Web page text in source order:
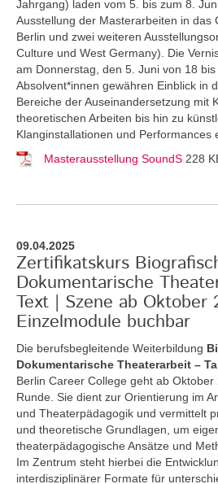
Jahrgang) laden vom 5. bis zum 8.
Ausstellung der Masterarbeiten in das
Berlin und zwei weiteren
Culture und West Germany). Die
am Donnerstag, den 5. Juni von 18
Absolvent*innen gewähren Einblick in
Bereiche der Auseinandersetzung mit
theoretischen Arbeiten bis hin zu
Klanginstallationen und Performances
Masterausstellung SoundS 228
09.04.2025
Zertifikatskurs
Dokumentarische
Text | Szene ab Oktober
Einzelmodule buchbar
Die berufsbegleitende Weiterbildung
Dokumentarische Theaterarbeit –
Berlin Career College geht ab
Runde. Sie dient zur Orientierung im
und Theaterpädagogik und vermittelt
und theoretische Grundlagen, um
theaterpädagogische Ansätze und
Im Zentrum steht hierbei die
interdisziplinärer Formate für